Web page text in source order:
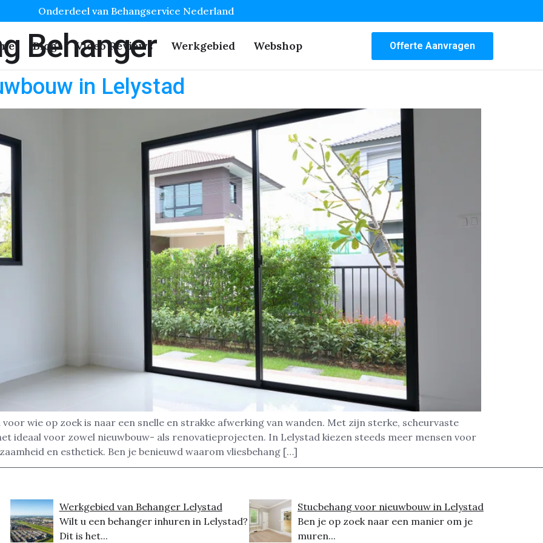
Onderdeel van Behangservice Nederland
Blog Video Reviews Werkgebied Webshop Offerte Aanvragen
Behanger
in Lelystad
wie op zoek is naar een snelle en strakke afwerking van wanden. Met zijn sterke, scheurvaste
ideaal voor zowel nieuwbouw- als renovatieprojecten. In Lelystad kiezen steeds meer mensen voor
en esthetiek. Ben je benieuwd waarom vliesbehang […]
Werkgebied van Behanger Lelystad
Wilt u een behanger inhuren in Lelystad?
Dit is het...
Stucbehang voor nieuwbouw in Lelystad
Ben je op zoek naar een manier om je
muren...